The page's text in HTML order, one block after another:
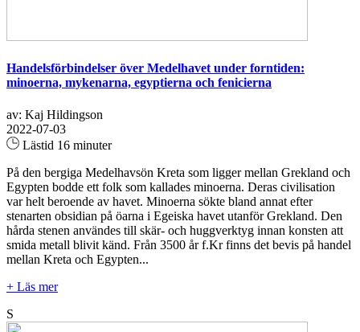
Handelsförbindelser över Medelhavet under forntiden:
minoerna, mykenarna, egyptierna och fenicierna
av: Kaj Hildingson
2022-07-03
Lästid 16 minuter
På den bergiga Medelhavsön Kreta som ligger mellan Grekland och
Egypten bodde ett folk som kallades minoerna. Deras civilisation
var helt beroende av havet. Minoerna sökte bland annat efter
stenarten obsidian på öarna i Egeiska havet utanför Grekland. Den
hårda stenen användes till skär- och huggverktyg innan konsten att
smida metall blivit känd. Från 3500 år f.Kr finns det bevis på handel
mellan Kreta och Egypten...
+ Läs mer
S